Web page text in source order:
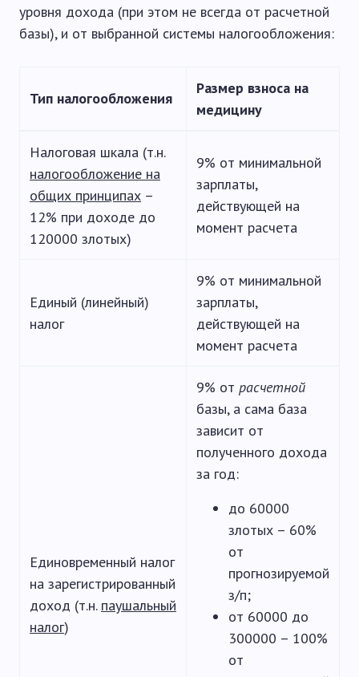
уровня дохода (при этом не всегда от расчетной
базы), и от выбранной системы налогообложения:
Тип налогообложения
Размер взноса на
медицину
Налоговая шкала (т.н.
налогообложение на
общих принципах –
12% при доходе до
120000 злотых)
9% от минимальной
зарплаты,
действующей на
момент расчета
Единый (линейный)
налог
9% от минимальной
зарплаты,
действующей на
момент расчета
Единовременный налог
на зарегистрированный
доход (т.н. паушальный
налог)
9% от расчетной
базы, а сама база
зависит от
полученного дохода
за год:
до 60000
злотых – 60%
от
прогнозируемой
з/п;
от 60000 до
300000 – 100%
от